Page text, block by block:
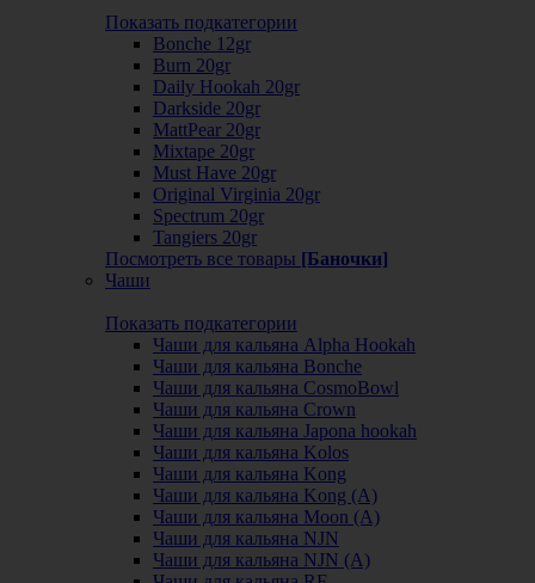
Показать подкатегории
Bonche 12gr
Burn 20gr
Daily Hookah 20gr
Darkside 20gr
MattPear 20gr
Mixtape 20gr
Must Have 20gr
Original Virginia 20gr
Spectrum 20gr
Tangiers 20gr
Посмотреть все товары [Баночки]
Чаши
Показать подкатегории
Чаши для кальяна Alpha Hookah
Чаши для кальяна Bonche
Чаши для кальяна CosmoBowl
Чаши для кальяна Crown
Чаши для кальяна Japona hookah
Чаши для кальяна Kolos
Чаши для кальяна Kong
Чаши для кальяна Kong (A)
Чаши для кальяна Moon (А)
Чаши для кальяна NJN
Чаши для кальяна NJN (А)